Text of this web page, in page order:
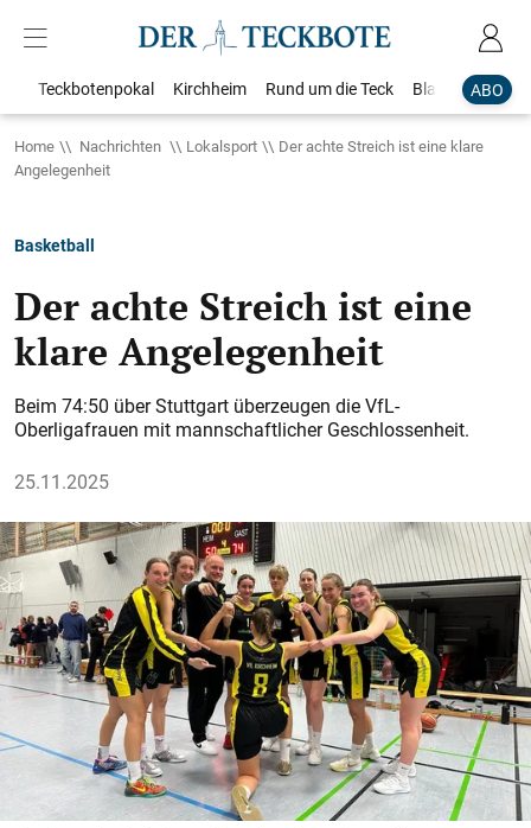
ABO
Teckbotenpokal Kirchheim Rund um die Teck Blaulicht
Home Nachrichten Lokalsport
Der achte Streich ist eine klare
Angelegenheit
Basketball
Der achte Streich ist eine
klare Angelegenheit
Beim 74:50 über Stuttgart überzeugen die VfL-
Oberligafrauen mit mannschaftlicher Geschlossenheit.
25.11.2025